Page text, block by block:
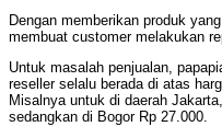
Dengan memberikan produk
membuat customer melakukan
Untuk masalah penjualan,
reseller selalu berada di atas
Misalnya untuk di daerah
sedangkan di Bogor Rp 27.000.